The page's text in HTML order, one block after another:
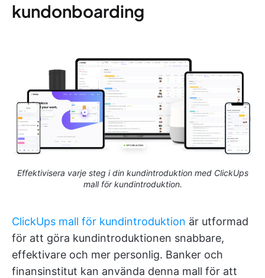
kundonboarding
Effektivisera varje steg i din kundintroduktion med ClickUps
mall för kundintroduktion.
ClickUps mall för kundintroduktion är utformad
för att göra kundintroduktionen snabbare,
effektivare och mer personlig. Banker och
finansinstitut kan använda denna mall för att